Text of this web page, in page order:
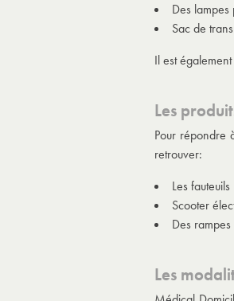
Des
Sac de
Il est
Les
Pour répondre
retrouver:
Les
Scooter
Des
Les